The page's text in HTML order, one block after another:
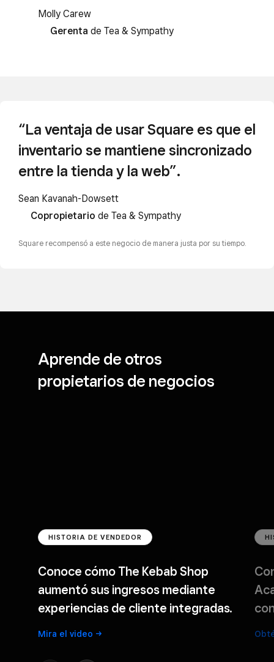
Molly Carew
Gerenta de Tea & Sympathy
“La ventaja de usar Square es que el
inventario se mantiene sincronizado
entre la tienda y la web”.
Sean Kavanah-Dowsett
Copropietario de Tea & Sympathy
Square recompensó a este negocio de manera justa por su tiempo.
Aprende de otros
propietarios de negocios
HISTORIA DE VENDEDOR
Conoce cómo The Kebab Shop
aumentó sus ingresos mediante
experiencias de cliente integradas.
Mira el video